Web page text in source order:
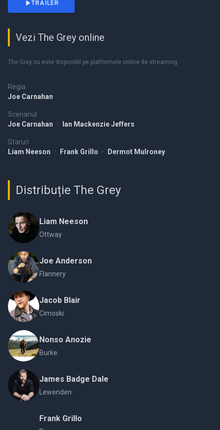
Regia
Joe Carnahan
Scenariul
Joe Carnahan • Ian Mackenzie Jeffers
Staruri
Liam Neeson • Frank Grillo • Dermot Mulroney
TRAILER
Vezi The Grey online
The Grey nu este disponibil pe platformele online de streaming.
Distribuție The Grey
Liam Neeson
Ottway
Joe Anderson
Flannery
Jacob Blair
Cimoski
Nonso Anozie
Burke
James Badge Dale
Lewenden
Frank Grillo